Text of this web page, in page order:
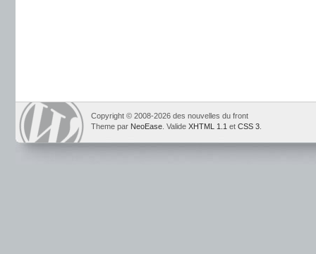
Copyright © 2008-2026 des nouvelles du front
Theme par NeoEase . Valide XHTML 1.1 et CSS 3